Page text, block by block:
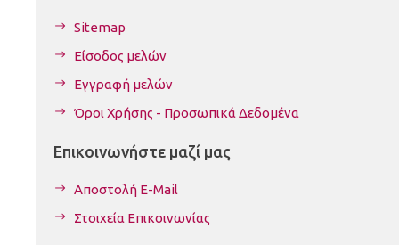
Sitemap
Είσοδος μελών
Εγγραφή μελών
Όροι Χρήσης - Προσωπικά Δεδομένα
Επικοινωνήστε μαζί μας
Αποστολή E-Mail
Στοιχεία Επικοινωνίας